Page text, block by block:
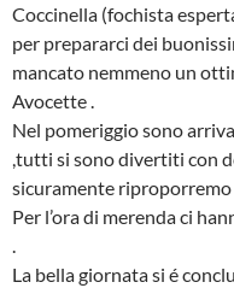
Coccinella (fochista
per prepararci dei
mancato nemmeno un
Avocette .
Nel pomeriggio sono
,tutti si sono divertiti con
sicuramente riproporremo
Per l’ora di merenda ci
.
La bella giornata si é